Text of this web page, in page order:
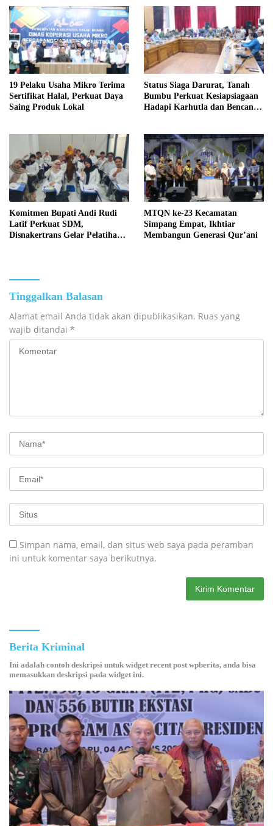
19 Pelaku Usaha Mikro Terima
Sertifikat Halal, Perkuat Daya
Saing Produk Lokal
Status Siaga Darurat, Tanah
Bumbu Perkuat Kesiapsiagaan
Hadapi Karhutla dan Bencana
Komitmen Bupati Andi Rudi
Latif Perkuat SDM,
Disnakertrans Gelar Pelatihan
MTQN ke-23 Kecamatan
Simpang Empat, Ikhtiar
Membangun Generasi Qur’ani
Tinggalkan Balasan
Alamat email Anda tidak akan dipublikasikan. Ruas yang
wajib ditandai *
Simpan nama, email, dan situs web saya pada peramban
ini untuk komentar saya berikutnya.
Berita Kriminal
Ini adalah contoh deskripsi untuk widget recent post wpberita, anda bisa
memasukkan deskripsi pada widget ini.